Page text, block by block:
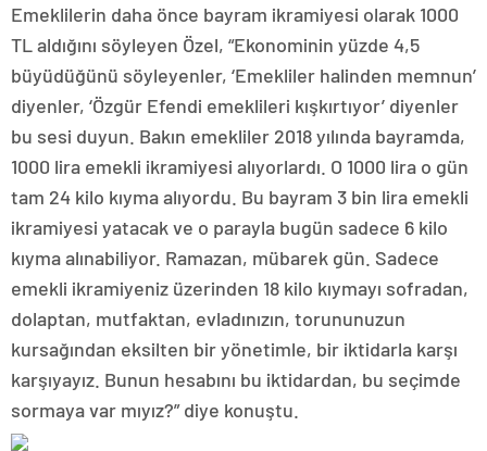
Emeklilerin daha önce bayram ikramiyesi olarak 1000
TL aldığını söyleyen Özel, “Ekonominin yüzde 4,5
büyüdüğünü söyleyenler, ‘Emekliler halinden memnun’
diyenler, ‘Özgür Efendi emeklileri kışkırtıyor’ diyenler
bu sesi duyun. Bakın emekliler 2018 yılında bayramda,
1000 lira emekli ikramiyesi alıyorlardı. O 1000 lira o gün
tam 24 kilo kıyma alıyordu. Bu bayram 3 bin lira emekli
ikramiyesi yatacak ve o parayla bugün sadece 6 kilo
kıyma alınabiliyor. Ramazan, mübarek gün. Sadece
emekli ikramiyeniz üzerinden 18 kilo kıymayı sofradan,
dolaptan, mutfaktan, evladınızın, torununuzun
kursağından eksilten bir yönetimle, bir iktidarla karşı
karşıyayız. Bunun hesabını bu iktidardan, bu seçimde
sormaya var mıyız?” diye konuştu.